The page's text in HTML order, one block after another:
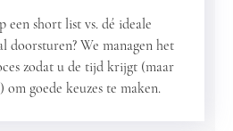
een short list vs. dé ideale
doorsturen? We managen het
zodat u de tijd krijgt (maar
om goede keuzes te maken.